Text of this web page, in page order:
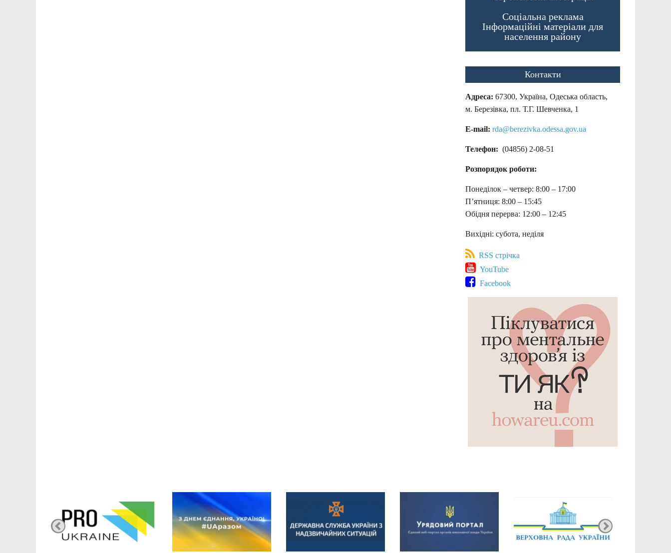
Соціальна реклама
Інформаційні матеріали для
населення району
Контакти
Адреса: 67300, Україна, Одеська область,
м. Березівка, пл. Т.Г. Шевченка, 1
E-mail: rda@berezivka.odessa.gov.ua
Телефон: (04856) 2-08-51
Розпорядок роботи:
Понеділок – четвер: 8:00 – 17:00
П’ятниця: 8:00 – 15:45
Обідня перерва: 12:00 – 12:45
Вихідні: субота, неділя
RSS стрічка
YouTube
Facebook